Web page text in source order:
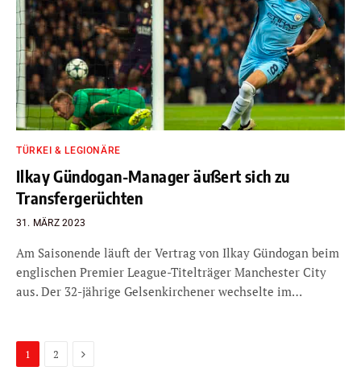
TÜRKEI & LEGIONÄRE
Ilkay Gündogan-Manager äußert sich zu
Transfergerüchten
31. MÄRZ 2023
Am Saisonende läuft der Vertrag von Ilkay Gündogan beim
englischen Premier League-Titelträger Manchester City
aus. Der 32-jährige Gelsenkirchener wechselte im…
1 2 Next